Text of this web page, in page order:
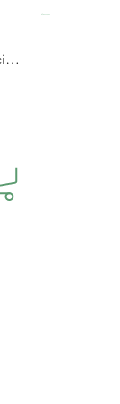
Carrito
sesión